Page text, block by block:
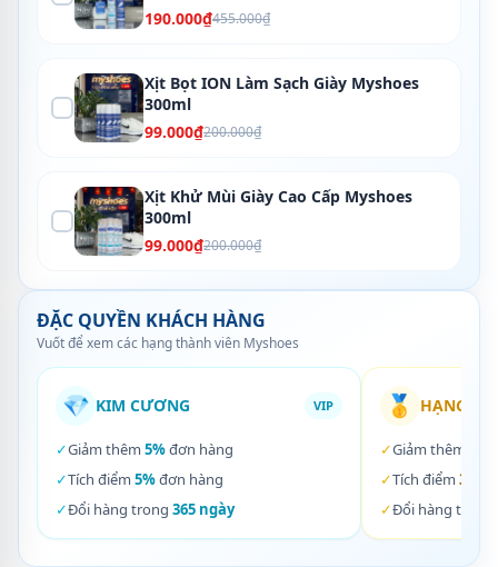
190.000₫455.000₫
Xịt Bọt ION Làm Sạch Giày Myshoes
300ml
99.000₫200.000₫
Xịt Khử Mùi Giày Cao Cấp Myshoes
300ml
99.000₫200.000₫
ĐẶC QUYỀN KHÁCH HÀNG
Vuốt để xem các hạng thành viên Myshoes
💎 KIM CƯƠNG VIP
✓Giảm thêm 5%đơn hàng
✓Tích điểm 5%đơn hàng
✓Đổi hàng trong 365 ngày
🥇 HẠNG
✓Giảm thêm
✓Tích điểm 3%
✓Đổi hàng trong